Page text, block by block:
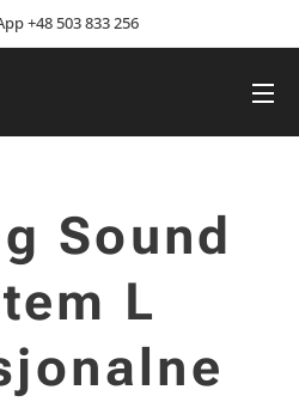
+48 503 833 256
Sound
L